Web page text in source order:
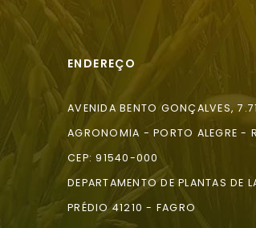
ENDEREÇO
AVENIDA BENTO GONÇALVES,
AGRONOMIA - PORTO ALEGRE -
CEP: 91540-000
DEPARTAMENTO DE PLANTAS DE
PRÉDIO 41210 - FAGRO